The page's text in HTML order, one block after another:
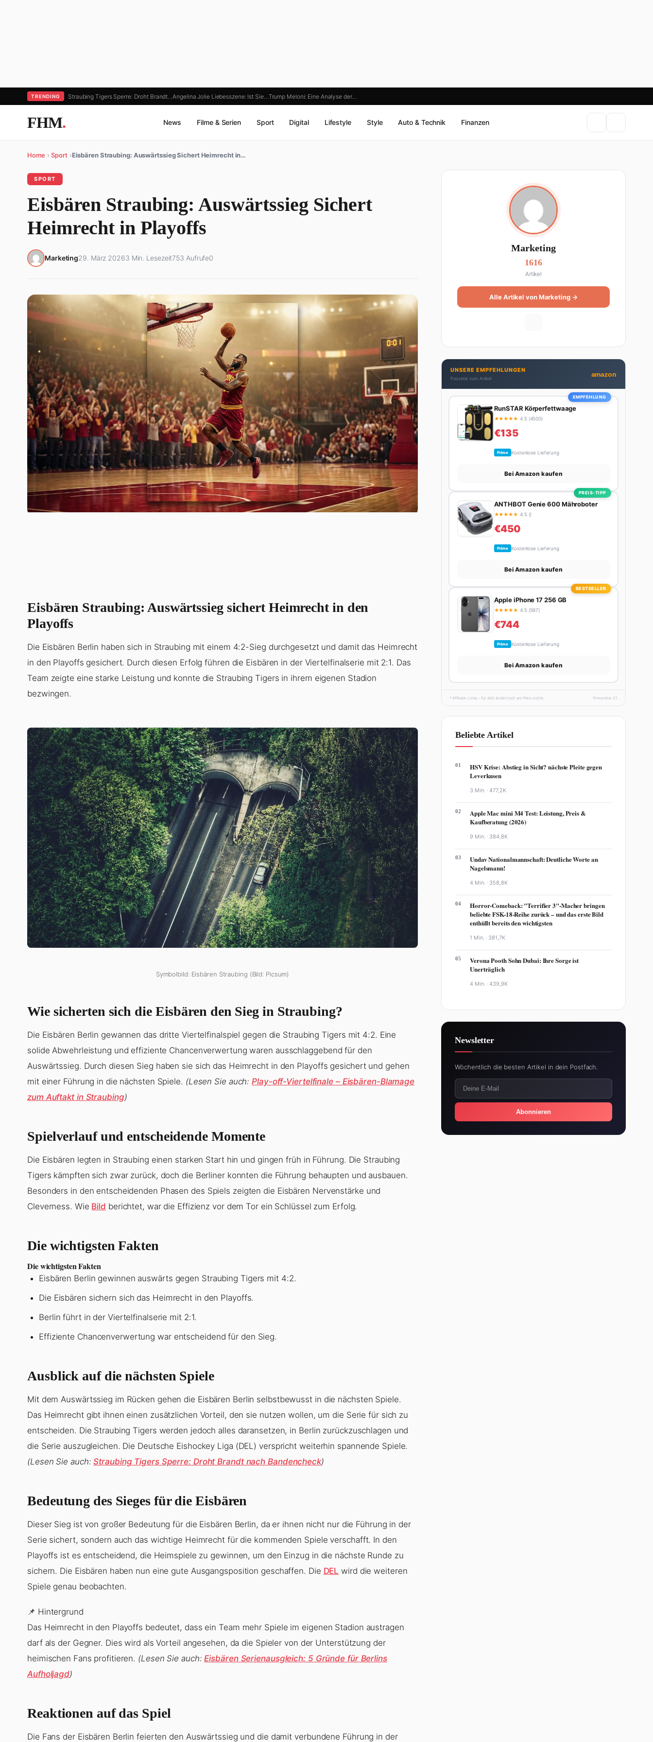
TRENDING Straubing Tigers Sperre: Droht Brandt… Angelina Jolie Liebesszene: Ist Sie… Trump Meloni: Eine Analyse der…
FHM. News Filme & Serien Sport Digital Lifestyle Style Auto & Technik Finanzen
Home › Sport ›Eisbären Straubing: Auswärtssieg Sichert Heimrecht in…
SPORT
Eisbären Straubing: Auswärtssieg Sichert
Heimrecht in Playoffs
Marketing29. März 20263 Min. Lesezeit753 Aufrufe0
Eisbären Straubing: Auswärtssieg sichert Heimrecht in den
Playoffs
Die Eisbären Berlin haben sich in Straubing mit einem 4:2-Sieg durchgesetzt und damit das Heimrecht
in den Playoffs gesichert. Durch diesen Erfolg führen die Eisbären in der Viertelfinalserie mit 2:1. Das
Team zeigte eine starke Leistung und konnte die Straubing Tigers in ihrem eigenen Stadion
bezwingen.
Symbolbild: Eisbären Straubing (Bild: Picsum)
Wie sicherten sich die Eisbären den Sieg in Straubing?
Die Eisbären Berlin gewannen das dritte Viertelfinalspiel gegen die Straubing Tigers mit 4:2. Eine
solide Abwehrleistung und effiziente Chancenverwertung waren ausschlaggebend für den
Auswärtssieg. Durch diesen Sieg haben sie sich das Heimrecht in den Playoffs gesichert und gehen
mit einer Führung in die nächsten Spiele. (Lesen Sie auch:Play-off-Viertelfinale – Eisbären-Blamage
zum Auftakt in Straubing)
Spielverlauf und entscheidende Momente
Die Eisbären legten in Straubing einen starken Start hin und gingen früh in Führung. Die Straubing
Tigers kämpften sich zwar zurück, doch die Berliner konnten die Führung behaupten und ausbauen.
Besonders in den entscheidenden Phasen des Spiels zeigten die Eisbären Nervenstärke und
Cleverness. Wie Bild berichtet, war die Effizienz vor dem Tor ein Schlüssel zum Erfolg.
Die wichtigsten Fakten
Die wichtigsten Fakten
Eisbären Berlin gewinnen auswärts gegen Straubing Tigers mit 4:2.
Die Eisbären sichern sich das Heimrecht in den Playoffs.
Berlin führt in der Viertelfinalserie mit 2:1.
Effiziente Chancenverwertung war entscheidend für den Sieg.
Ausblick auf die nächsten Spiele
Mit dem Auswärtssieg im Rücken gehen die Eisbären Berlin selbstbewusst in die nächsten Spiele.
Das Heimrecht gibt ihnen einen zusätzlichen Vorteil, den sie nutzen wollen, um die Serie für sich zu
entscheiden. Die Straubing Tigers werden jedoch alles daransetzen, in Berlin zurückzuschlagen und
die Serie auszugleichen. Die Deutsche Eishockey Liga (DEL) verspricht weiterhin spannende Spiele.
(Lesen Sie auch:Straubing Tigers Sperre: Droht Brandt nach Bandencheck)
Bedeutung des Sieges für die Eisbären
Dieser Sieg ist von großer Bedeutung für die Eisbären Berlin, da er ihnen nicht nur die Führung in der
Serie sichert, sondern auch das wichtige Heimrecht für die kommenden Spiele verschafft. In den
Playoffs ist es entscheidend, die Heimspiele zu gewinnen, um den Einzug in die nächste Runde zu
sichern. Die Eisbären haben nun eine gute Ausgangsposition geschaffen. Die DEL wird die weiteren
Spiele genau beobachten.
📌 Hintergrund
Das Heimrecht in den Playoffs bedeutet, dass ein Team mehr Spiele im eigenen Stadion austragen
darf als der Gegner. Dies wird als Vorteil angesehen, da die Spieler von der Unterstützung der
heimischen Fans profitieren. (Lesen Sie auch:Eisbären Serienausgleich: 5 Gründe für Berlins
Aufholjagd)
Reaktionen auf das Spiel
Die Fans der Eisbären Berlin feierten den Auswärtssieg und die damit verbundene Führung in der
Marketing
1616
Artikel
Alle Artikel von Marketing →
UNSERE EMPFEHLUNGEN
Passend zum Artikel
amazon
EMPFEHLUNG
RunSTAR Körperfettwaage
★★★★★ 4.5 (4500)
€135
Prime Kostenlose Lieferung
Bei Amazon kaufen
PREIS-TIPP
ANTHBOT Genie 600 Mähroboter
★★★★★ 4.5 ()
€450
Prime Kostenlose Lieferung
Bei Amazon kaufen
BESTSELLER
Apple iPhone 17 256 GB
★★★★★ 4.5 (597)
€744
Prime Kostenlose Lieferung
Bei Amazon kaufen
* Affiliate-Links – für dich ändert sich am Preis nichts. fhmonline-21
Beliebte Artikel
01
HSV Krise: Abstieg in Sicht? nächste Pleite gegen
Leverkusen
3 Min. ·477,2K
02
Apple Mac mini M4 Test: Leistung, Preis &
Kaufberatung (2026)
9 Min. · 384,8K
03
Undav Nationalmannschaft: Deutliche Worte an
Nagelsmann!
4 Min. · 358,8K
04
Horror-Comeback: "Terrifier 3"-Macher bringen
beliebte FSK-18-Reihe zurück – und das erste Bild
enthüllt bereits den wichtigsten
1 Min. · 381,7K
05
Verona Pooth Sohn Dubai: Ihre Sorge ist
Unerträglich
4 Min. ·439,9K
Newsletter
Wöchentlich die besten Artikel in dein Postfach.
Abonnieren